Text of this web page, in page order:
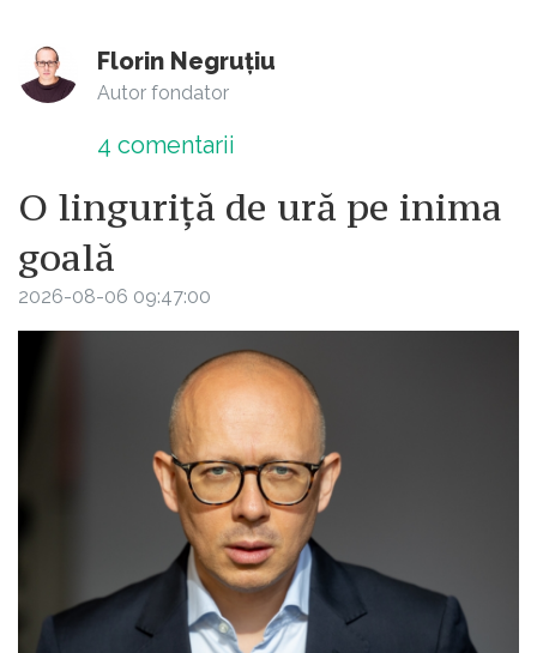
Florin Negruțiu
Autor fondator
4 comentarii
O linguriță de ură pe inima
goală
2026-08-06 09:47:00